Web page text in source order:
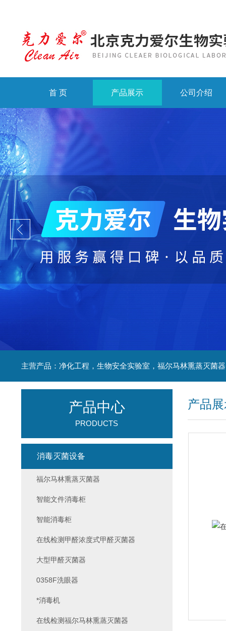
首 页 产品展示 公司介绍
产品
产品中心
PRODUCTS
消毒灭菌设备
福尔马林熏蒸灭菌器
智能文件消毒柜
智能消毒柜
在线检测甲醛浓度式甲醛灭菌器
大型甲醛灭菌器
0358F洗眼器
*消毒机
在线检测福尔马林熏蒸灭菌器